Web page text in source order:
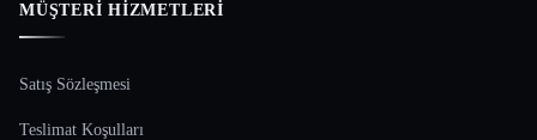
MÜŞTERI HIZMETLERI
Satış Sözleşmesi
Teslimat Koşulları